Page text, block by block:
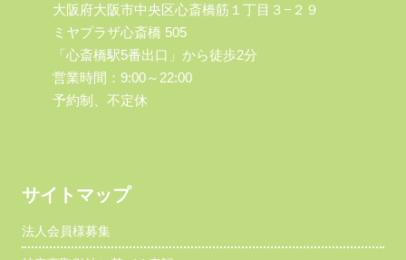
大阪府大阪市中央区心斎橋筋１丁目３−２９
ミヤプラザ心斎橋 505
「心斎橋駅5番出口」から徒歩2分
営業時間：9:00～22:00
予約制、不定休
サイトマップ
法人会員様募集